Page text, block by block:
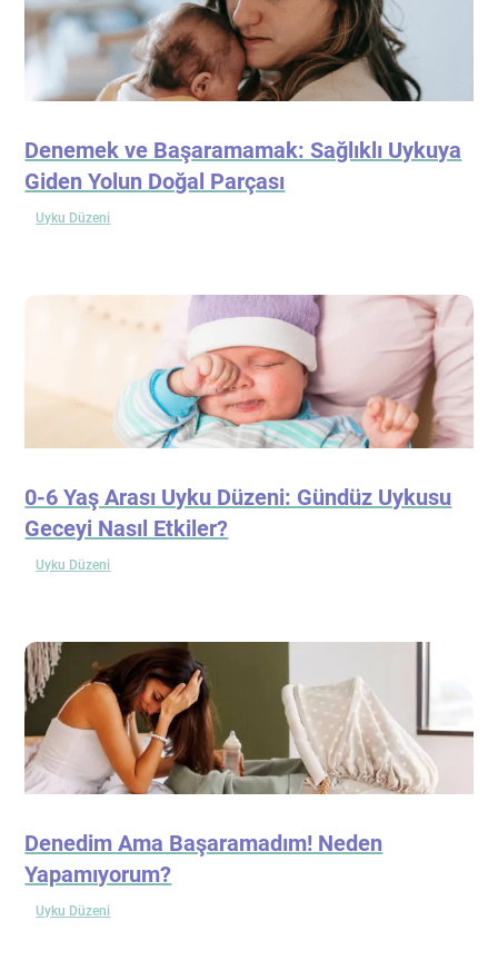
Denemek ve Başaramamak: Sağlıklı Uykuya
Giden Yolun Doğal Parçası
Uyku Düzeni
0-6 Yaş Arası Uyku Düzeni: Gündüz Uykusu
Geceyi Nasıl Etkiler?
Uyku Düzeni
Denedim Ama Başaramadım! Neden
Yapamıyorum?
Uyku Düzeni